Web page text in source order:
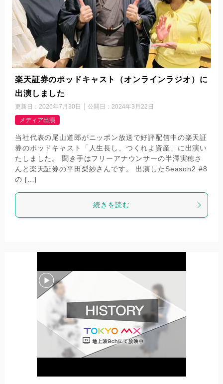
楽天証券のポッドキャスト（オンラインラジオ）に
出演しました
更新日： 2026年7月30日 公開日： 2024年3月22日
メディア出演
当社代表の尾山道郎がニッポン放送で好評配信中の楽天証
券のポッドキャスト「人生長し、つくれよ資産」に出演い
たしました。 聞き手はフリーアナウンサーの半澤実穂さ
んと楽天証券の平田梨紗さんです。 出演したSeason2 #8
の […]
続きを読む